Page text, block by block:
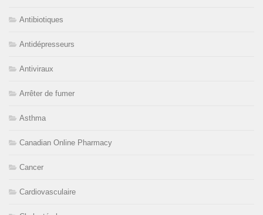
Antibiotiques
Antidépresseurs
Antiviraux
Arrêter de fumer
Asthma
Canadian Online Pharmacy
Cancer
Cardiovasculaire